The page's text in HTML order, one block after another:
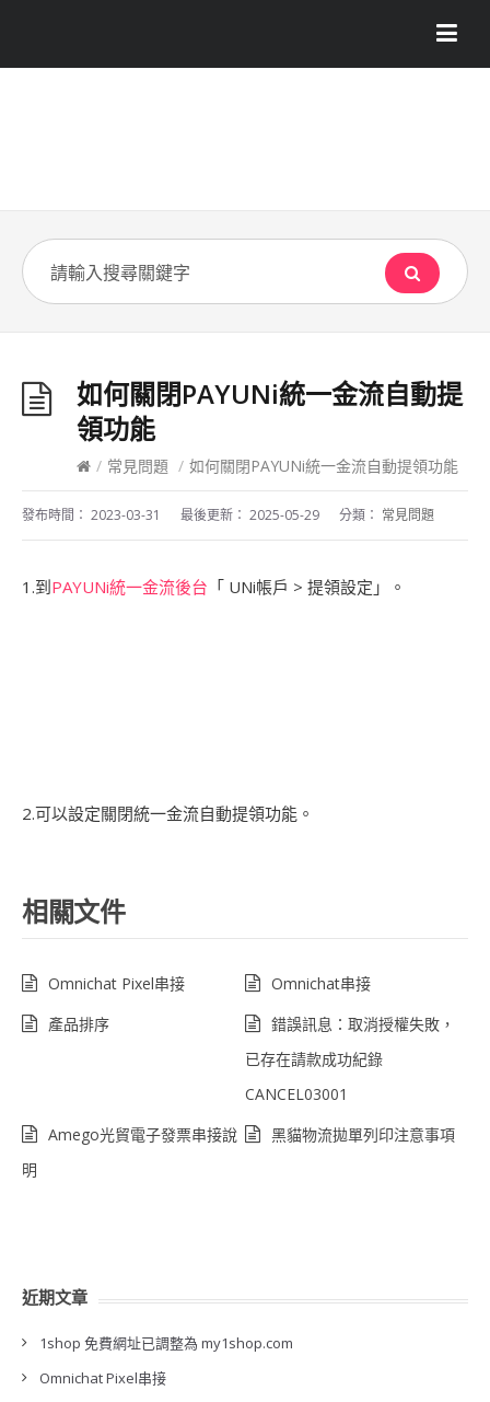
如何關閉PAYUNi統一金流自動提
領功能
/ 常見問題 / 如何關閉PAYUNi統一金流自動提領功能
發布時間： 2023-03-31 最後更新： 2025-05-29 分類： 常見問題
1.到PAYUNi統一金流後台 「 UNi帳戶 > 提領設定」。
2.可以設定關閉統一金流自動提領功能。
相關文件
Omnichat Pixel串接
Omnichat串接
產品排序
錯誤訊息：取消授權失敗，
已存在請款成功紀錄
CANCEL03001
Amego光貿電子發票串接說
明
黑貓物流拋單列印注意事項
近期文章
1shop 免費網址已調整為 my1shop.com
Omnichat Pixel串接